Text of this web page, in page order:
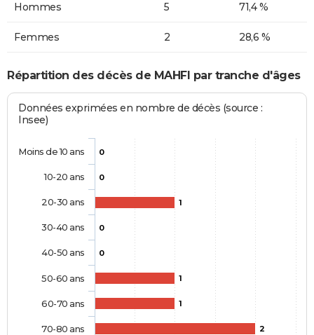
Hommes 5 71,4 %
Femmes 2 28,6 %
Répartition des décès de MAHFI par tranche d'âges
Données exprimées en nombre de décès (source :
Insee)
0
0
1
0
0
1
1
2
Moins de 10 ans
10-20 ans
20-30 ans
30-40 ans
40-50 ans
50-60 ans
60-70 ans
70-80 ans